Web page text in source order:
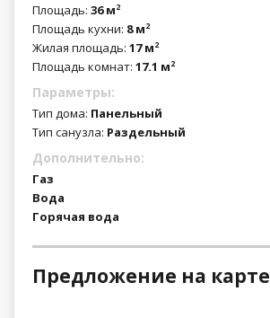
Площадь: 36 м2
Площадь кухни: 8 м2
Жилая площадь: 17 м2
Площадь комнат: 17.1 м2
Параметры:
Тип дома: Панельный
Тип санузла: Раздельный
Дополнительно:
Газ
Вода
Горячая вода
Предложение на карте